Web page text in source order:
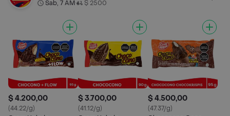
Sab, 7 AM• $ 2500
$ 4.200,00
(44.22/g)
$ 3.700,00
(41.12/g)
$ 4.500,00
(47.37/g)